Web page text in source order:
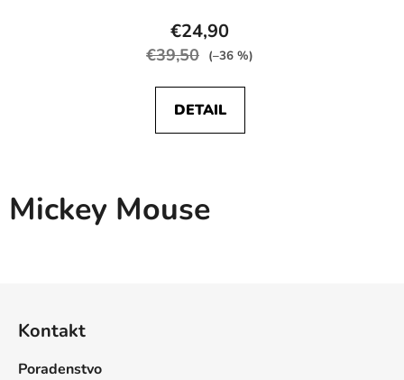
Mickey Mouse
€24,90
€39,50 (–36 %)
DETAIL
Kontakt
Poradenstvo